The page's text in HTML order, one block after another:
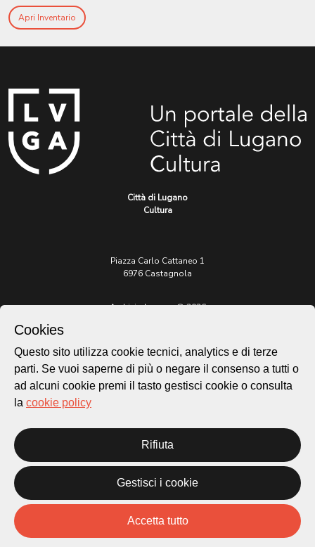
Apri Inventario
Città di Lugano
Cultura
Piazza Carlo Cattaneo 1
6976 Castagnola
Archivio Lugano © 2026
t. +41 58 866 68 50
Sito istituzionale:
lugano.ch
Privacy Policy
Credits
Temi
Mappa
Storie
Cookies
Questo sito utilizza cookie tecnici, analytics e di terze
parti. Se vuoi saperne di più o negare il consenso a tutti o
ad alcuni cookie premi il tasto gestisci cookie o consulta
la cookie policy
Rifiuta
Gestisci i cookie
Accetta tutto